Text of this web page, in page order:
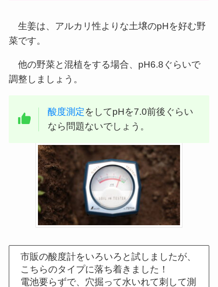
生姜は、アルカリ性よりな土壌のpHを好む野
菜です。
他の野菜と混植をする場合、pH6.8ぐらいで
調整しましょう。
酸度測定をしてpHを7.0前後ぐらい
なら問題ないでしょう。
市販の酸度計をいろいろと試しましたが、
こちらのタイプに落ち着きました！
電池要らずで、穴掘って水いれて刺して測